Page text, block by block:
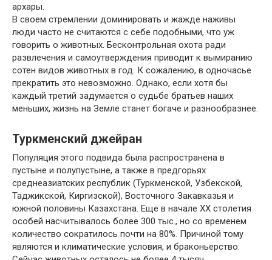
архары.
В своем стремлении доминировать и жажде наживы
люди часто не считаются с себе подобными, что уж
говорить о животных. Бесконтрольная охота ради
развлечения и самоутверждения приводит к вымиранию
сотен видов животных в год. К сожалению, в одночасье
прекратить это невозможно. Однако, если хотя бы
каждый третий задумается о судьбе братьев наших
меньших, жизнь на Земле станет богаче и разнообразнее.
Туркменский джейран
Популяция этого подвида была распространена в
пустыне и полупустыне, а также в предгорьях
среднеазиатских республик (Туркменской, Узбекской,
Таджикской, Киргизской), Восточного Закавказья и
южной половины Казахстана. Еще в начале XX столетия
особей насчитывалось более 300 тыс., но со временем
количество сократилось почти на 80%. Причиной тому
являются и климатические условия, и браконьерство.